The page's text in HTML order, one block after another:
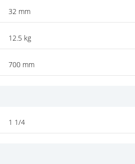
32 mm
12.5 kg
700 mm
1 1/4